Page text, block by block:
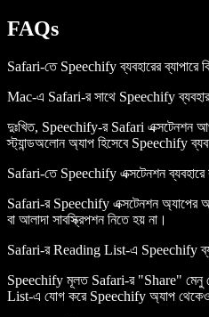
FAQs
Safari-তে Speechify ব্যবহারের ব্যাপারে
Mac-এ Safari-র সাথে Speechify ব্যবহার
দুঃখিত, Speechify-র Safari
স্ট্যান্ডঅলোন অ্যাপ হিসেবে Speechify
Safari-তে Speechify এক্সটেনশন
Safari-র Speechify এক্সটেনশন অ্যাপের
বা আলাদা সাবস্ক্রিপশন নিতে হয় না।
Safari-র Reading List-এ Speechify
Speechify মূলত Safari-র "Share" মেনু
List-এ যোগ করে Speechify অ্যাপ থেকেও